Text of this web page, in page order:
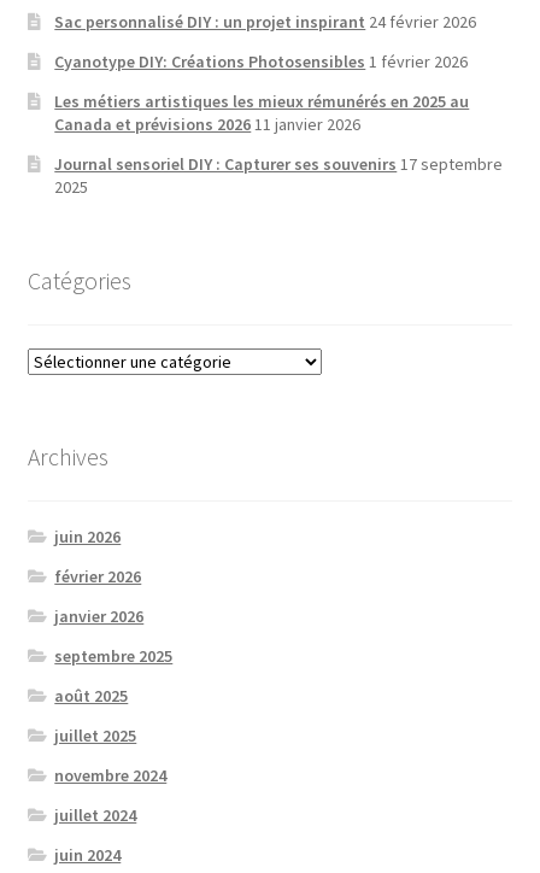
Sac personnalisé DIY : un projet inspirant 24 février 2026
Cyanotype DIY: Créations Photosensibles 1 février 2026
Les métiers artistiques les mieux rémunérés en 2025 au
Canada et prévisions 202611 janvier 2026
Journal sensoriel DIY : Capturer ses souvenirs 17 septembre
2025
Catégories
Catégories
Archives
juin 2026
février 2026
janvier 2026
septembre 2025
août 2025
juillet 2025
novembre 2024
juillet 2024
juin 2024